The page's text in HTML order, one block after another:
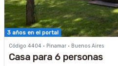
3 años en el portal
Código 4404 · Pinamar · Buenos Aires
Casa para 6 personas